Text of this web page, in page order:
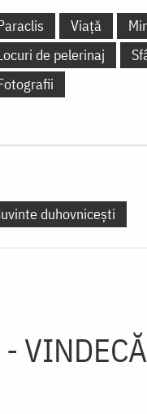
Viață
de pelerinaj
duhovnicești